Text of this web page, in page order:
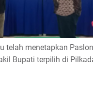
telah menetapkan
Bupati terpilih di